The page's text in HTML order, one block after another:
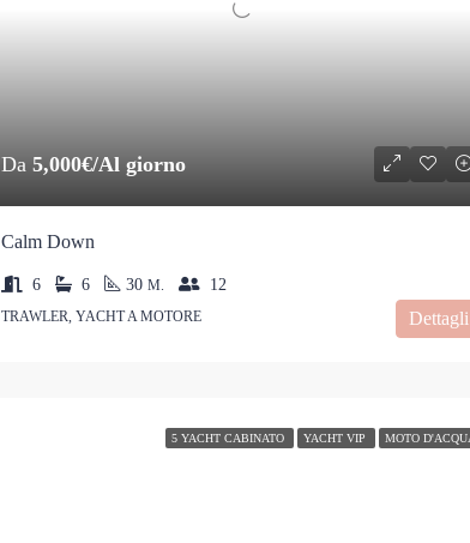
Da5,000€/Al giorno
Calm Down
6 6 30 M. 12
TRAWLER, YACHT A MOTORE Dettagli
5 YACHT CABINATO YACHT VIP MOTO